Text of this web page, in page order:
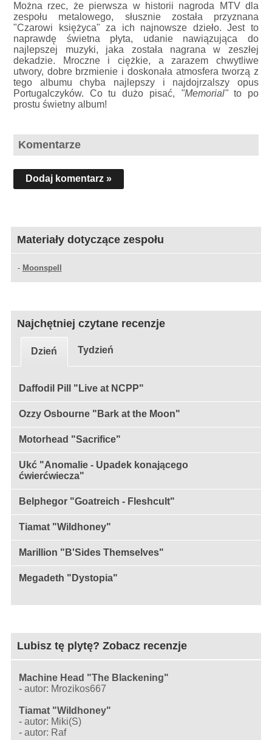
Można rzec, że pierwsza w historii nagroda MTV dla
zespołu metalowego, słusznie została przyznana
"Czarowi księżyca" za ich najnowsze dzieło. Jest to
naprawdę świetna płyta, udanie nawiązująca do
najlepszej muzyki, jaka została nagrana w zeszłej
dekadzie. Mroczne i ciężkie, a zarazem chwytliwe
utwory, dobre brzmienie i doskonała atmosfera tworzą z
tego albumu chyba najlepszy i najdojrzalszy opus
Portugalczyków. Co tu dużo pisać, "Memorial"to po
prostu świetny album!
Komentarze
Dodaj komentarz »
Materiały dotyczące zespołu
- Moonspell
Najchętniej czytane recenzje
Dzień Tydzień
Daffodil Pill "Live at NCPP"
Ozzy Osbourne "Bark at the Moon"
Motorhead "Sacrifice"
Ukć "Anomalie - Upadek konającego
ćwierćwiecza"
Belphegor "Goatreich - Fleshcult"
Tiamat "Wildhoney"
Marillion "B'Sides Themselves"
Megadeth "Dystopia"
Lubisz tę plytę? Zobacz recenzje
Machine Head "The Blackening"
-autor: Mrozikos667
Tiamat "Wildhoney"
-autor: Miki(S)
-autor: Raf